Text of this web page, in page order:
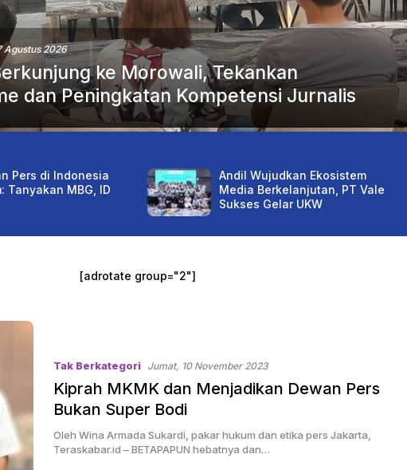
Agustus 2026
ke Morowali, Tekankan
dan Peningkatan Kompetensi Jurnalis
Pers di Indonesia
Tanyakan MBG, ID
Andil Wujudkan Ekosistem
Media Berkelanjutan, PT Vale
Sukses Gelar UKW
[adrotate group="2"]
Tak Berkategori Jumat, 10 November 2023
Kiprah MKMK dan Menjadikan Dewan Pers
Bukan Super Bodi
Oleh Wina Armada Sukardi, pakar hukum dan etika pers Jakarta,
Teraskabar.id – BETAPAPUN hebatnya dan…
Sulteng Tergolong
Tinggi Konflik
Gubernur Sulteng
Soroti Kualitas
Kapolda Sulteng